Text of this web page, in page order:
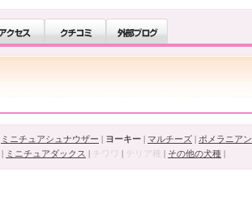
ミニチュアシュナウザー ヨーキー マルチーズ ポメラニアン
ミニチュアダックス チワワ テリア種 その他の犬種